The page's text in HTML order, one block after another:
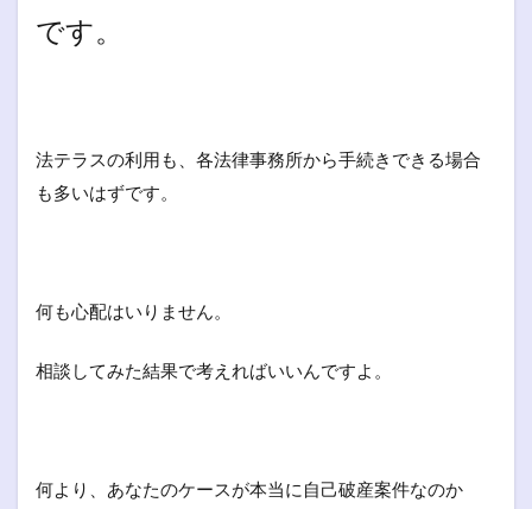
です。
法テラスの利用も、各法律事務所から手続きできる場合
も多いはずです。
何も心配はいりません。
相談してみた結果で考えればいいんですよ。
何より、あなたのケースが本当に自己破産案件なのか